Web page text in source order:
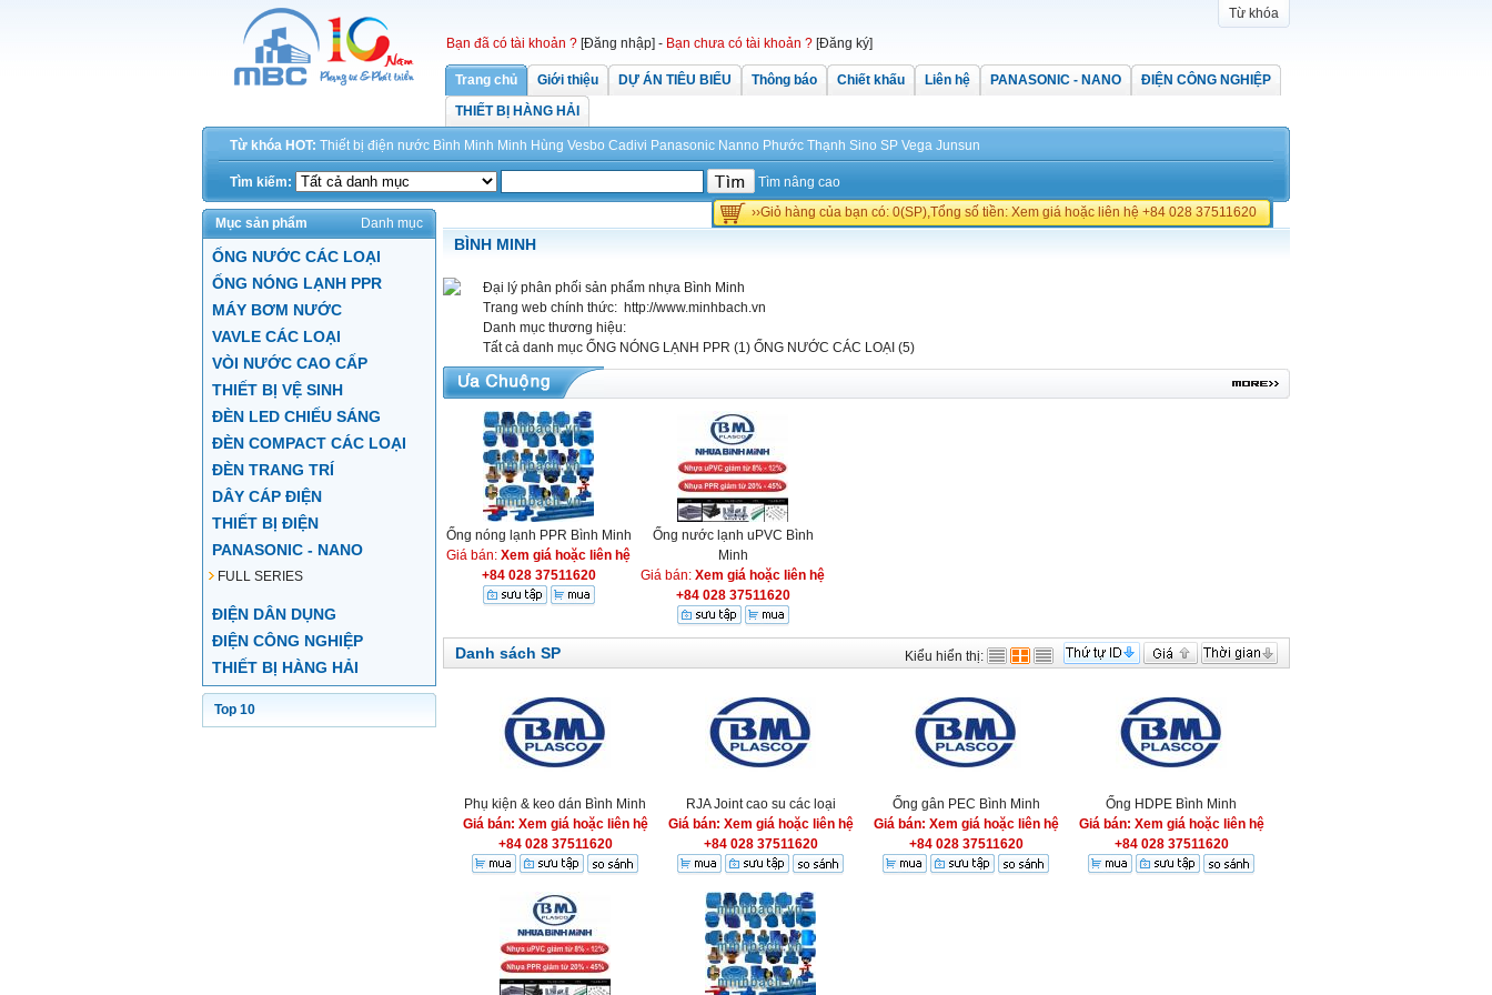
Từ khóa
Bạn đã có tài khoản ? [Đăng nhập] - Bạn chưa có tài khoản ? [Đăng ký]
Trang chủ Giới thiệu DỰ ÁN TIÊU BIỂU Thông báo Chiết khấu Liên hệ PANASONIC - NANO
ĐIỆN CÔNG NGHIỆP
THIẾT BỊ HÀNG HẢI
Từ khóa HOT: Thiết bị điện nước Bình Minh Minh Hùng Vesbo Cadivi Panasonic Nanno Phước Thạnh Sino SP Vega Junsun
Tìm kiếm:
Tìm nâng cao
››Giỏ hàng của bạn có: 0(SP),Tổng số tiền: Xem giá hoặc liên hệ +84 028 37511620
Mục sản phẩm Danh mục
ỐNG NƯỚC CÁC LOẠI
ỐNG NÓNG LẠNH PPR
MÁY BƠM NƯỚC
VAVLE CÁC LOẠI
VÒI NƯỚC CAO CẤP
THIẾT BỊ VỆ SINH
ĐÈN LED CHIẾU SÁNG
ĐÈN COMPACT CÁC LOẠI
ĐÈN TRANG TRÍ
DÂY CÁP ĐIỆN
THIẾT BỊ ĐIỆN
PANASONIC - NANO
FULL SERIES
ĐIỆN DÂN DỤNG
ĐIỆN CÔNG NGHIỆP
THIẾT BỊ HÀNG HẢI
Top 10
BÌNH MINH
Đại lý phân phối sản phẩm nhựa Bình Minh
Trang web chính thức: http://www.minhbach.vn
Danh mục thương hiệu:
Tất cả danh mục ỐNG NÓNG LẠNH PPR (1) ỐNG NƯỚC CÁC LOẠI (5)
Ống nóng lạnh PPR Bình Minh
Giá bán: Xem giá hoặc liên hệ
+84 028 37511620
Ống nước lạnh uPVC Bình
Minh
Giá bán: Xem giá hoặc liên hệ
+84 028 37511620
Danh sách SP Kiểu hiển thị:
Phụ kiện & keo dán Bình Minh
Giá bán: Xem giá hoặc liên hệ
+84 028 37511620
RJA Joint cao su các loại
Giá bán: Xem giá hoặc liên hệ
+84 028 37511620
Ống gân PEC Bình Minh
Giá bán: Xem giá hoặc liên hệ
+84 028 37511620
Ống HDPE Bình Minh
Giá bán: Xem giá hoặc liên hệ
+84 028 37511620